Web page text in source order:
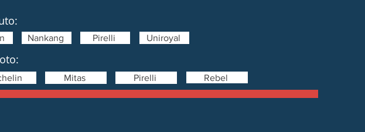
Nankang Pirelli Uniroyal
Mitas Pirelli Rebel